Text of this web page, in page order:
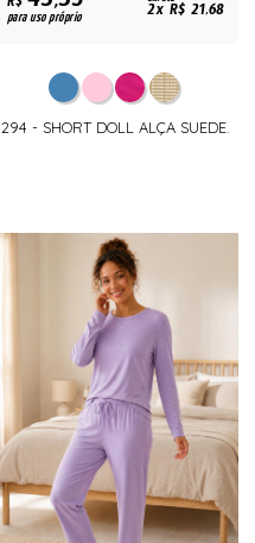
para uso próprio 2x R$ 21,68
294 - SHORT DOLL ALÇA SUEDE.